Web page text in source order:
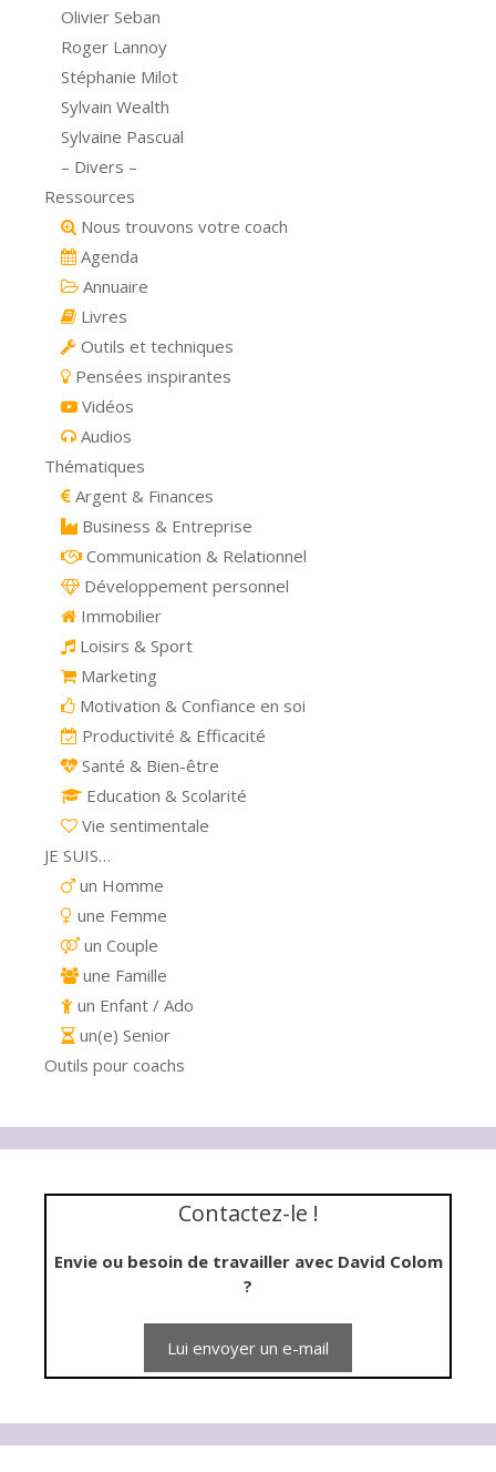
Olivier Seban
Roger Lannoy
Stéphanie Milot
Sylvain Wealth
Sylvaine Pascual
– Divers –
Ressources
Nous trouvons votre coach
Agenda
Annuaire
Livres
Outils et techniques
Pensées inspirantes
Vidéos
Audios
Thématiques
Argent & Finances
Business & Entreprise
Communication & Relationnel
Développement personnel
Immobilier
Loisirs & Sport
Marketing
Motivation & Confiance en soi
Productivité & Efficacité
Santé & Bien-être
Education & Scolarité
Vie sentimentale
JE SUIS…
un Homme
une Femme
un Couple
une Famille
un Enfant / Ado
un(e) Senior
Outils pour coachs
Contactez-le !
Envie ou besoin de travailler avec David Colom
?